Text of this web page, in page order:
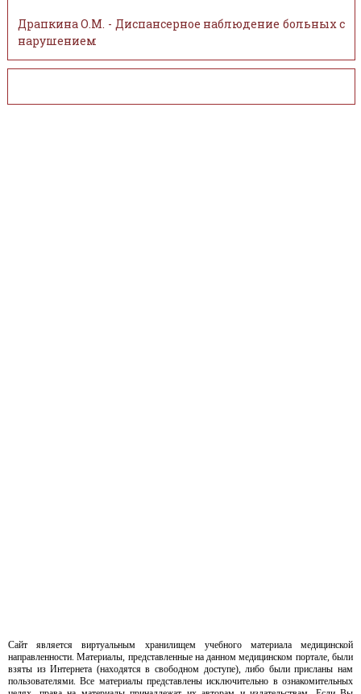
Драпкина О.М. - Диспансерное наблюдение больных с
нарушением
Сайт является виртуальным хранилищем учебного материала медицинской
направленности. Материалы, представленные на данном медицинском портале, были
взяты из Интернета (находятся в свободном доступе), либо были присланы нам
пользователями. Все материалы представлены исключительно в ознакомительных